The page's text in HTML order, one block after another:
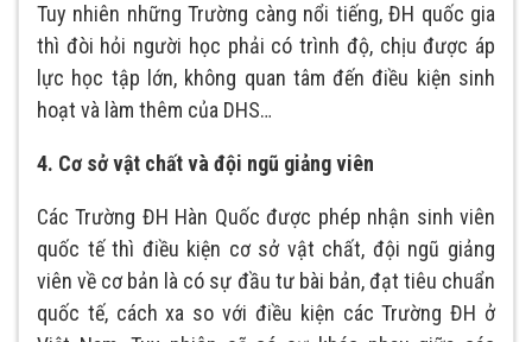
Tuy nhiên những Trường càng nổi tiếng, ĐH quốc gia
thì đòi hỏi người học phải có trình độ, chịu được áp
lực học tập lớn, không quan tâm đến điều kiện sinh
hoạt và làm thêm của DHS…
4. Cơ sở vật chất và đội ngũ giảng viên
Các Trường ĐH Hàn Quốc được phép nhận sinh viên
quốc tế thì điều kiện cơ sở vật chất, đội ngũ giảng
viên về cơ bản là có sự đầu tư bài bản, đạt tiêu chuẩn
quốc tế, cách xa so với điều kiện các Trường ĐH ở